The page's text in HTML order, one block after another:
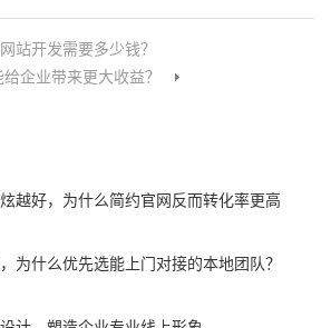
站开发需要多少钱？
企业带来更大收益？
越好，为什么简约官网反而转化率更高
为什么优先选能上门对接的本地团队？